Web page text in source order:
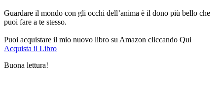
Guardare il mondo con gli occhi dell’anima è il dono più bello che
puoi fare a te stesso.
Puoi acquistare il mio nuovo libro su Amazon cliccando Qui
Acquista il Libro
Buona lettura!